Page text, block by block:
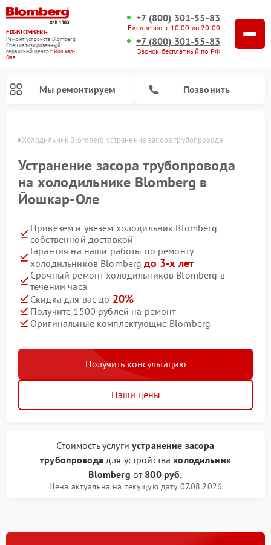
FIX-BLOMBERG
Ремонт устройств Blomberg
Специализированный
cервисный центр г.Йошкар-
Ола
+7 (800) 301-55-83
Ежедневно, с 10:00 до 20:00
+7 (800) 301-55-83
Звонок бесплатный по РФ
Мы ремонтируем Позвонить
Оле Холодильник Blomberg устранение засора трубопровода
Устранение засора трубопровода
на холодильнике Blomberg в
Йошкар-Оле
Привезем и увезем холодильник Blomberg
собственной доставкой
Гарантия на наши работы по ремонту
холодильников Blombergдо 3-х лет
Срочный ремонт холодильников Blomberg в
течении часа
Скидка для вас до 20%
Получите 1500 рублей на ремонт
Оригинальные комплектующие Blomberg
Получить консультацию
Наши цены
Стоимость услуги устранение засора
трубопроводадля устройствахолодильник
Blomberg от 800 руб.
Цена актуальна на текущую дату 07.08.2026